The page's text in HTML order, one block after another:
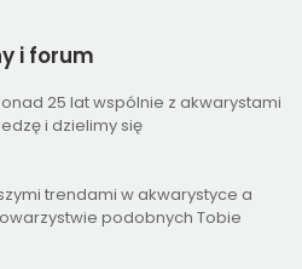
i forum
25 lat wspólnie z akwarystami
i dzielimy się
trendami w akwarystyce a
podobnych Tobie